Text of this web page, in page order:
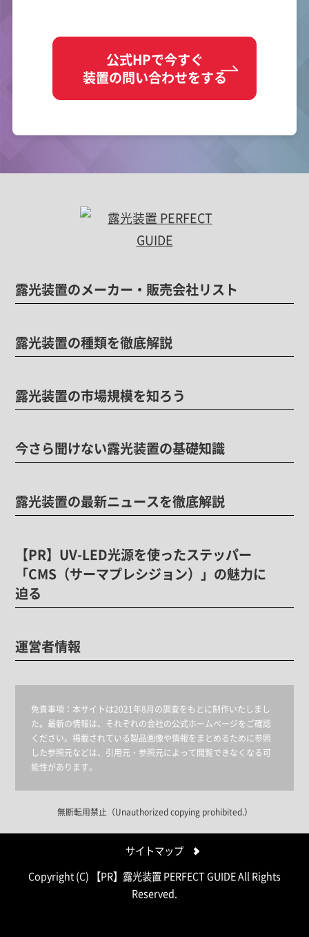
公式HPで今すぐ
装置の問い合わせをする
露光装置のメーカー・販売会社リスト
露光装置の種類を徹底解説
露光装置の市場規模を知ろう
今さら聞けない露光装置の基礎知識
露光装置の最新ニュースを徹底解説
【PR】UV-LED光源を使ったステッパー
「CMS（サーマプレシジョン）」の魅力に
迫る
運営者情報
免責事項： 本サイトは2021年8月の調査をもとに制作いたしまし
た。最新の情報は、それぞれの会社の公式ホームページをご確認
ください。掲載されている製品画像や情報をまとめるために参照
した参照元などは、引用元・参照元によって閲覧できなくなる可
能性があります。
無断転用禁止（Unauthorized copying prohibited.）
Copyright (C) 露光装置 PERFECT GUIDEAll Rights
Reserved.
サイトマップ